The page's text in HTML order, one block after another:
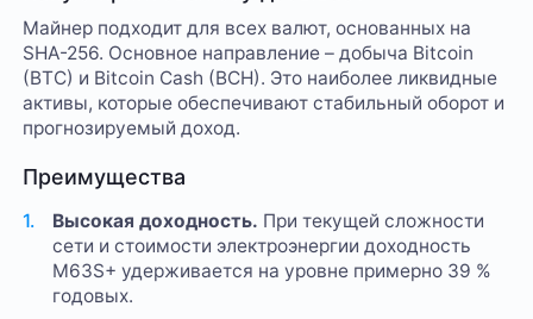
Майнер подходит для всех валют, основанных на
SHA-256. Основное направление – добыча Bitcoin
(BTC) и Bitcoin Cash (BCH). Это наиболее ликвидные
активы, которые обеспечивают стабильный оборот и
прогнозируемый доход.
Преимущества
Высокая доходность. При текущей сложности
сети и стоимости электроэнергии доходность
M63S+ удерживается на уровне примерно 39 %
годовых.